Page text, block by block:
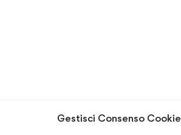
Gestisci Consenso Cookie